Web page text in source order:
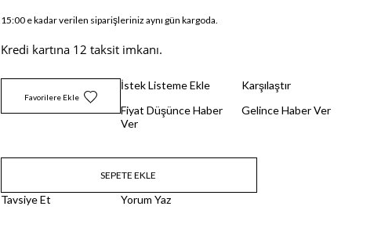
15:00 e kadar verilen siparişleriniz aynı gün kargoda.
Kredi kartına 12 taksit imkanı.
Favorilere Ekle
İstek Listeme Ekle
Karşılaştır
Fiyat Düşünce Haber
Ver
Gelince Haber Ver
Tavsiye Et Yorum Yaz